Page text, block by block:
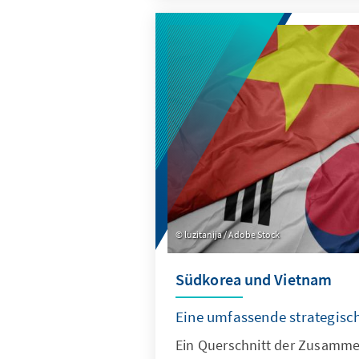
sollten den neuen
Solarboom scheint
Blick auf nicht-gewerbliche
Anlagen auf den Dächern
Büroräumen. Welche
der Solardachförderung und
lassen sich von ihr erwarten?
luzitanija / Adobe Stock
Südkorea und Vietnam
Eine umfassende
Ein Querschnitt der